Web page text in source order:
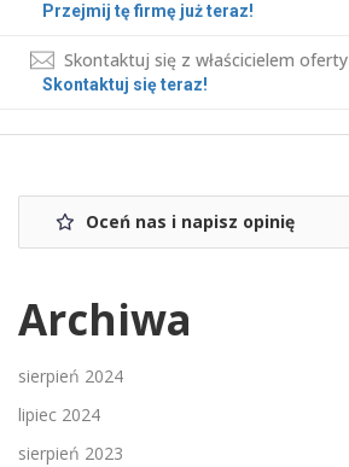
Przejmij tę firmę już teraz!
Skontaktuj się z właścicielem oferty
Skontaktuj się teraz!
Oceń nas i napisz opinię
Archiwa
sierpień 2024
lipiec 2024
sierpień 2023